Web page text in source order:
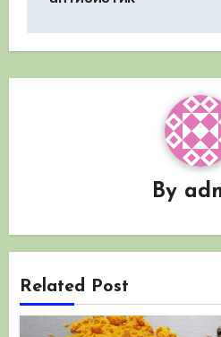
By
Related Post